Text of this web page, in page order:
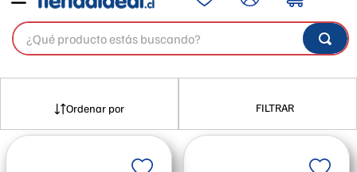
¿Qué producto estás buscando?
FILTRAR